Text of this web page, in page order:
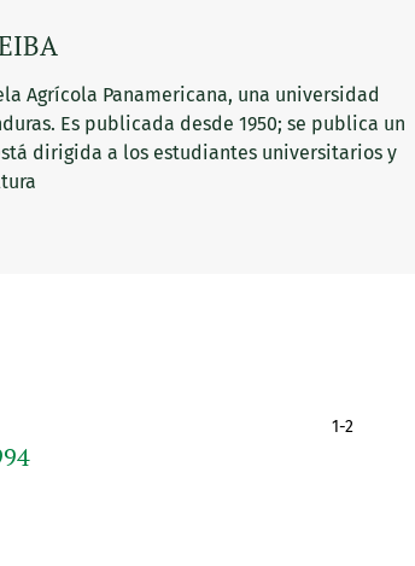
Agrícola Panamericana, una universidad
Es publicada desde 1950; se publica un
dirigida a los estudiantes universitarios y
1-2